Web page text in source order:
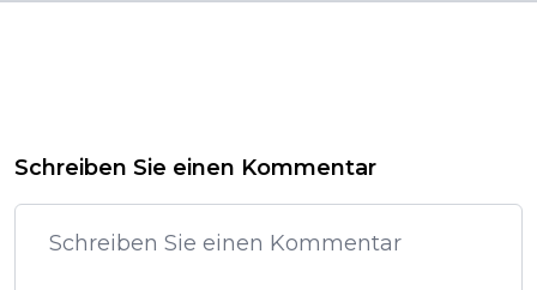
Schreiben Sie einen Kommentar